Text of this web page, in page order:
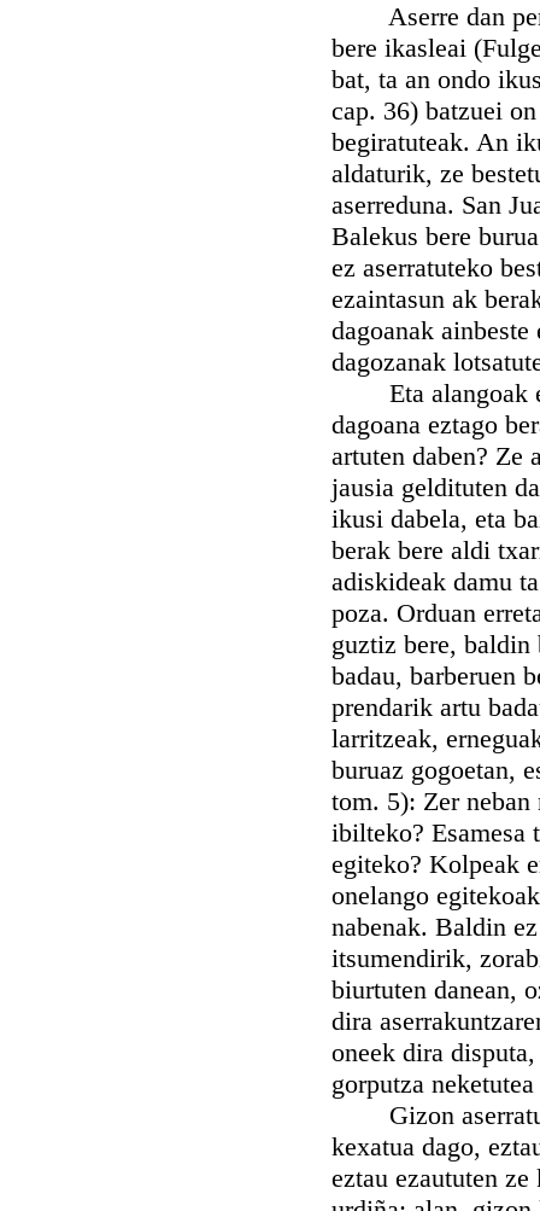
Aserre dan
bere ikasleai
bat, ta an ondo
cap. 36) batzuei
begiratuteak. An
aldaturik, ze
aserreduna. San
Balekus bere
ez aserratuteko
ezaintasun ak
dagoanak
dagozanak
Eta alangoak
dagoana eztago
artuten daben? Ze
jausia geldituten
ikusi dabela, eta
berak bere aldi
adiskideak damu
poza. Orduan
guztiz bere, baldin
badau, barberuen
prendarik artu
larritzeak,
buruaz gogoetan,
tom. 5): Zer
ibilteko? Esamesa
egiteko? Kolpeak
onelango
nabenak. Baldin
itsumendirik,
biurtuten danean,
dira
oneek dira
gorputza
Gizon
kexatua dago,
eztau ezaututen